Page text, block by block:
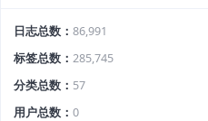
日志总数 86,991
标签总数
285,745
分类总数
57
用户总数
0